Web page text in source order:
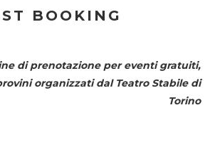
BOOKING
di prenotazione per eventi gratuiti,
organizzati dal Teatro Stabile di
Torino